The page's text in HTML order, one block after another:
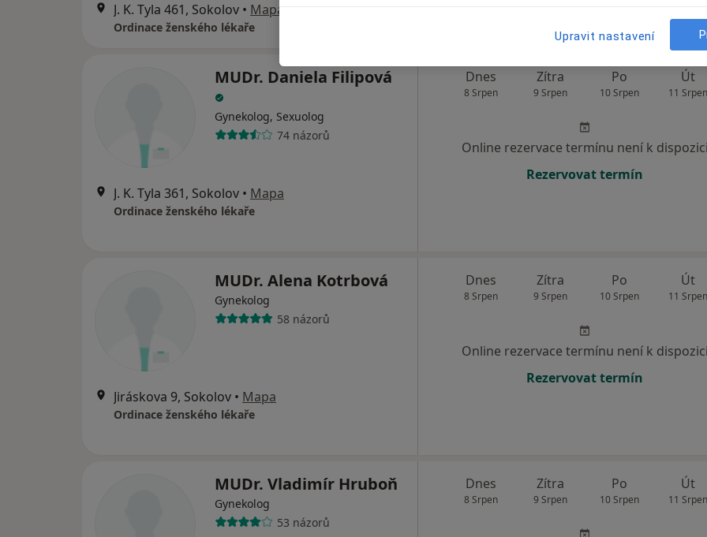
J. K. Tyla 461, Sokolov • Mapa
Ordinace ženského lékaře
MUDr. Daniela Filipová
Gynekolog, Sexuolog
74 názorů
J. K. Tyla 361, Sokolov • Mapa
Ordinace ženského lékaře
Dnes
8 Srpen
Zítra
9 Srpen
Po
10 Srpen
Út
11 Srpen
Online rezervace termínu není k dispozici
Rezervovat termín
MUDr. Alena Kotrbová
Gynekolog
58 názorů
Jiráskova 9, Sokolov • Mapa
Ordinace ženského lékaře
Dnes
8 Srpen
Zítra
9 Srpen
Po
10 Srpen
Út
11 Srpen
Online rezervace termínu není k dispozici
Rezervovat termín
MUDr. Vladimír Hruboň
Gynekolog
53 názorů
Dnes
8 Srpen
Zítra
9 Srpen
Po
10 Srpen
Út
11 Srpen
Upravit nastavení